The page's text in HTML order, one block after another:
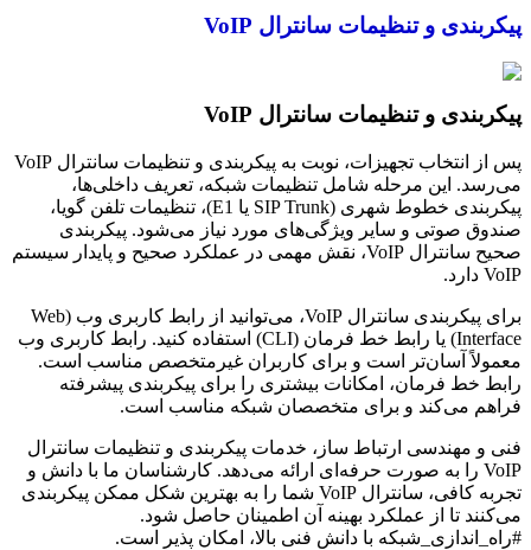
پیکربندی و تنظیمات سانترال VoIP
پیکربندی و تنظیمات سانترال VoIP
پس از انتخاب تجهیزات، نوبت به پیکربندی و تنظیمات سانترال VoIP
می‌رسد. این مرحله شامل تنظیمات شبکه، تعریف داخلی‌ها،
پیکربندی خطوط شهری (SIP Trunk یا E1)، تنظیمات تلفن گویا،
صندوق صوتی و سایر ویژگی‌های مورد نیاز می‌شود. پیکربندی
صحیح سانترال VoIP، نقش مهمی در عملکرد صحیح و پایدار سیستم
VoIP دارد.
برای پیکربندی سانترال VoIP، می‌توانید از رابط کاربری وب (Web
Interface) یا رابط خط فرمان (CLI) استفاده کنید. رابط کاربری وب
معمولاً آسان‌تر است و برای کاربران غیرمتخصص مناسب است.
رابط خط فرمان، امکانات بیشتری را برای پیکربندی پیشرفته
فراهم می‌کند و برای متخصصان شبکه مناسب است.
فنی و مهندسی ارتباط ساز، خدمات پیکربندی و تنظیمات سانترال
VoIP را به صورت حرفه‌ای ارائه می‌دهد. کارشناسان ما با دانش و
تجربه کافی، سانترال VoIP شما را به بهترین شکل ممکن پیکربندی
می‌کنند تا از عملکرد بهینه آن اطمینان حاصل شود.
#راه_اندازی_شبکه با دانش فنی بالا، امکان پذیر است.